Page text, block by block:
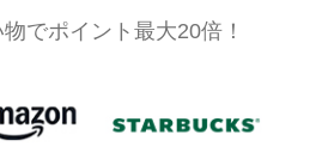
でポイント最大20倍！